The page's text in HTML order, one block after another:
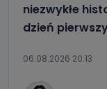
niezwykłe
dzień
06.08.2026 20:13